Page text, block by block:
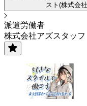
スト(株式会
派遣労働者
株式会社アズスタッフ